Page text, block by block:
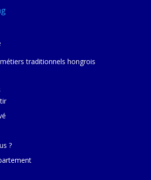
traditionnels hongrois
?